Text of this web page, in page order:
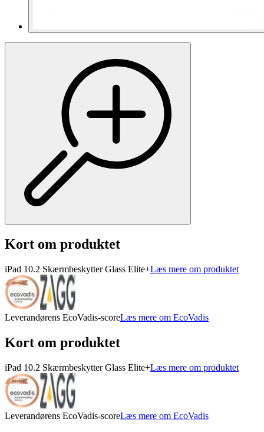
Kort om produktet
iPad 10.2 Skærmbeskytter Glass Elite+Læs mere om produktet
Leverandørens EcoVadis-scoreLæs mere om EcoVadis
Kort om produktet
iPad 10.2 Skærmbeskytter Glass Elite+Læs mere om produktet
Leverandørens EcoVadis-scoreLæs mere om EcoVadis